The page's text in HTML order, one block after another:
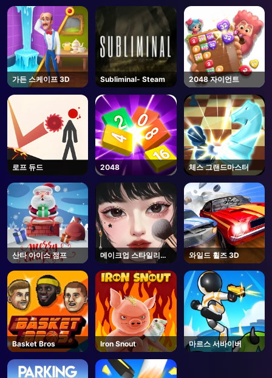
가든 스케이프 3D Subliminal- Steam 2048 자이언트
로프 듀드 2048 체스 그랜드마스터
산타 아이스 점프
메이크업 스타일리스
트
와일드 휠즈 3D
Basket Bros Iron Snout 마르스 서바이버